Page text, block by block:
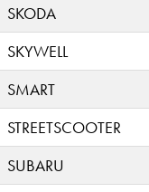
SKODA
SKYWELL
SMART
STREETSCOOTER
SUBARU